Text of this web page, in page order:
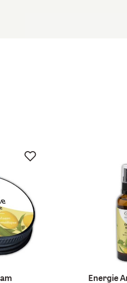
Energie